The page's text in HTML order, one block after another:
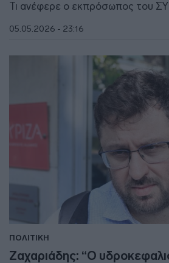
Τι ανέφερε ο εκπρόσωπος του
05.05.2026 - 23:16
ΠΟΛΙΤΙΚΗ
Ζαχαριάδης: “Ο